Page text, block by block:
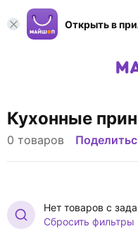
Открыть в
Кухонные
0 товаров
Нет товаров с
Сбросить фильтры